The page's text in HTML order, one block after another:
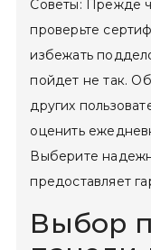
Советы: Прежде
проверьте
избежать
пойдет не так.
других
оценить
Выберите
предоставляет
Выбор